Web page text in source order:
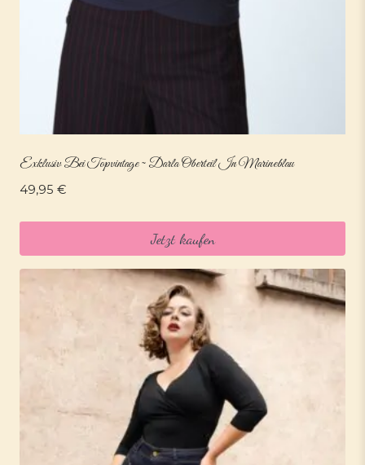
Exklusiv Bei Topvintage ~ Darla Oberteil In Marineblau
49,95 €
Jetzt kaufen